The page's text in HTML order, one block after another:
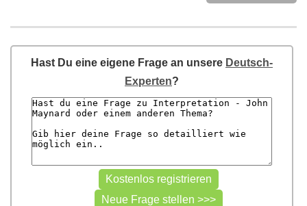
Hast Du eine eigene Frage an unsere Deutsch-
Experten?